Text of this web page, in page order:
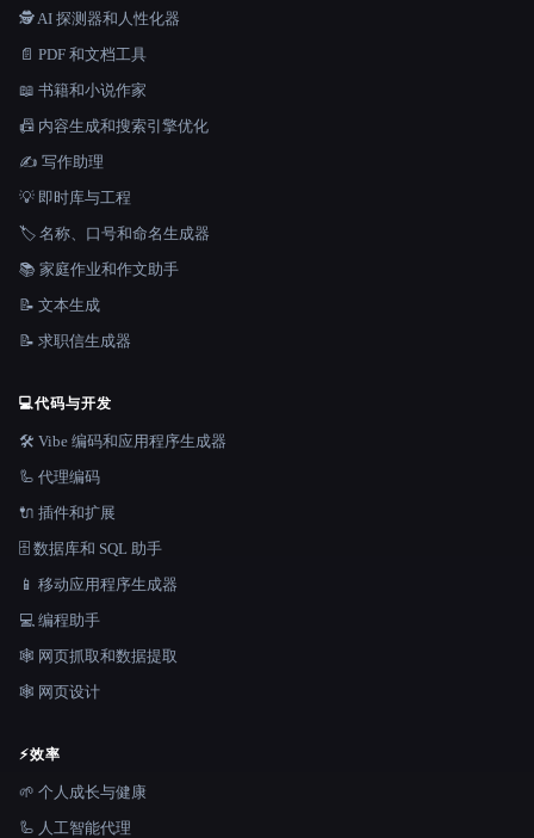
🕵️ AI 探测器和人性化器
📄 PDF 和文档工具
📖 书籍和小说作家
📠 内容生成和搜索引擎优化
✍️ 写作助理
💡 即时库与工程
🏷️ 名称、口号和命名生成器
📚 家庭作业和作文助手
📝 文本生成
📝 求职信生成器
💻代码与开发
🛠️ Vibe 编码和应用程序生成器
🦾 代理编码
🔌 插件和扩展
🗄️ 数据库和 SQL 助手
📱 移动应用程序生成器
💻 编程助手
🕸️ 网页抓取和数据提取
🕸 网页设计
⚡效率
🌱 个人成长与健康
🦾 人工智能代理